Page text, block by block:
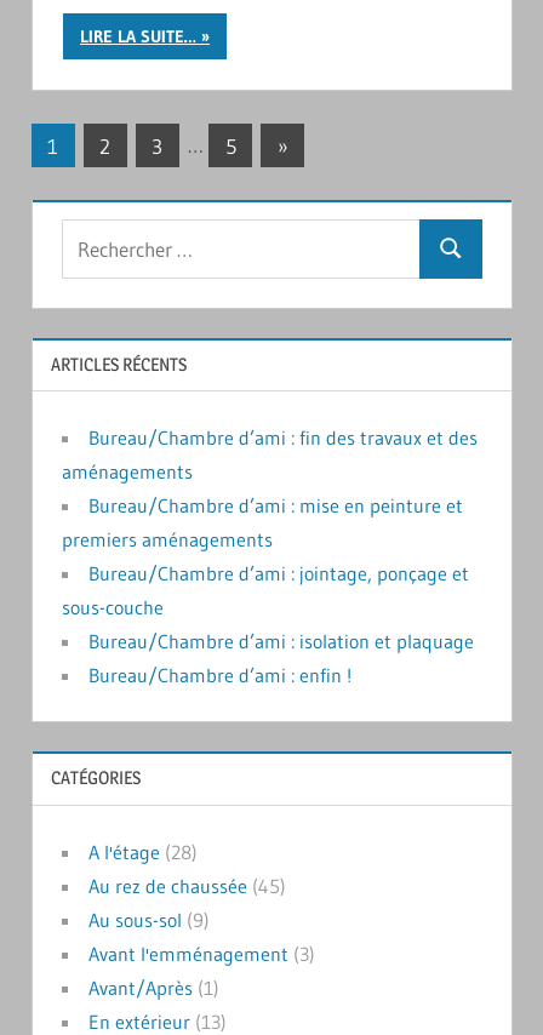
LIRE LA SUITE…
Pagination
des
publications
1 2 3 … 5
Articles
»
Recherche
ARTICLES RÉCENTS
Bureau/Chambre d’ami : fin des travaux et des
aménagements
Bureau/Chambre d’ami : mise en peinture et
premiers aménagements
Bureau/Chambre d’ami : jointage, ponçage et
sous-couche
Bureau/Chambre d’ami : isolation et plaquage
Bureau/Chambre d’ami : enfin !
CATÉGORIES
A l'étage (28)
Au rez de chaussée (45)
Au sous-sol (9)
Avant l'emménagement (3)
Avant/Après(1)
En extérieur(13)